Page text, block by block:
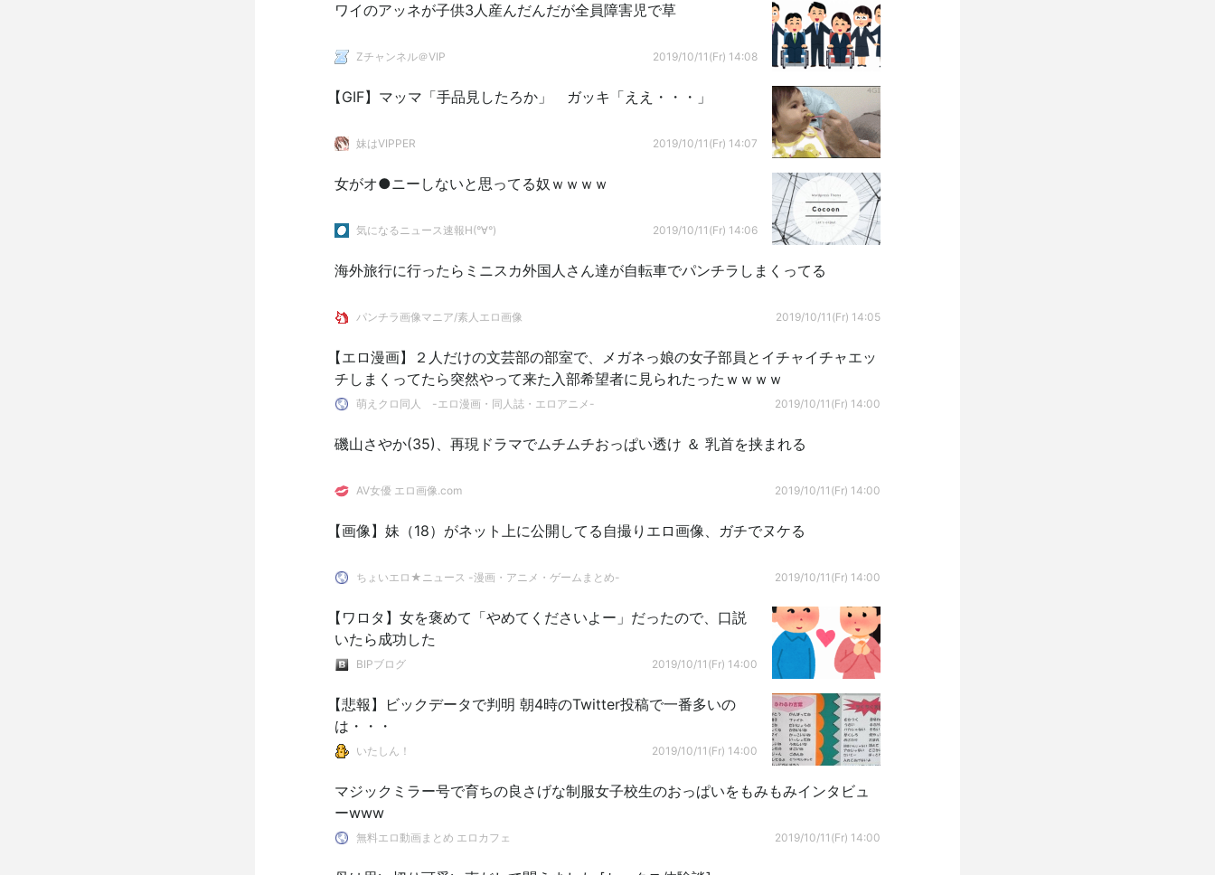
ワイのアッネが子供3人産んだんだが全員障害児で草
Zチャンネル＠VIP 2019/10/11(Fr) 14:08
【GIF】マッマ「手品見したろか」 ガッキ「ええ・・・」
妹はVIPPER 2019/10/11(Fr) 14:07
女がオ●ニーしないと思ってる奴ｗｗｗｗ
気になるニュース速報H(°∀°) 2019/10/11(Fr) 14:06
海外旅行に行ったらミニスカ外国人さん達が自転車でパンチラしまくってる
パンチラ画像マニア/素人エロ画像 2019/10/11(Fr) 14:05
【エロ漫画】２人だけの文芸部の部室で、メガネっ娘の女子部員とイチャイチャエッ
チしまくってたら突然やって来た入部希望者に見られたったｗｗｗｗ
萌えクロ同人 -エロ漫画・同人誌・エロアニメ- 2019/10/11(Fr) 14:00
磯山さやか(35)、再現ドラマでムチムチおっぱい透け ＆ 乳首を挟まれる
AV女優 エロ画像.com 2019/10/11(Fr) 14:00
【画像】妹（18）がネット上に公開してる自撮りエロ画像、ガチでヌケる
ちょいエロ★ニュース -漫画・アニメ・ゲームまとめ- 2019/10/11(Fr) 14:00
【ワロタ】女を褒めて「やめてくださいよー」だったので、口説
いたら成功した
BIPブログ 2019/10/11(Fr) 14:00
【悲報】ビックデータで判明 朝4時のTwitter投稿で一番多いの
は・・・
いたしん！ 2019/10/11(Fr) 14:00
マジックミラー号で育ちの良さげな制服女子校生のおっぱいをもみもみインタビュ
ーwww
無料エロ動画まとめ エロカフェ 2019/10/11(Fr) 14:00